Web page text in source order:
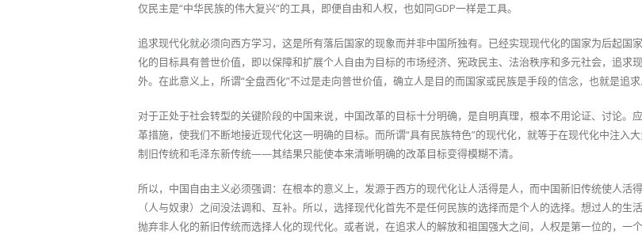
仅民主是“中华民族的伟大复兴”的工具，即便自由和人权，也如同GDP一样是工具。
追求现代化就必须向西方学习，这是所有落后国家的现象而并非中国所独有。已经实现现代化的国家为后起国
化的目标具有普世价值，即以保障和扩展个人自由为目标的市场经济、宪政民主、法治秩序和多元社会，追求
外。在此意义上，所谓“全盘西化”不过是走向普世价值，确立人是目的而国家或民族是手段的信念，也就是追求
对于正处于社会转型的关键阶段的中国来说，中国改革的目标十分明确，是自明真理，根本不用论证、讨论。
革措施，使我们不断地接近现代化这一明确的目标。而所谓“具有民族特色”的现代化，就等于在现代化中注
制旧传统和毛泽东新传统——其结果只能使本来清晰明确的改革目标变得模糊不清。
所以，中国自由主义必须强调：在根本的意义上，发源于西方的现代化让人活得是人，而中国新旧传统使人活
（人与奴隶）之间没法调和、互补。所以，选择现代化首先不是任何民族的选择而是个人的选择。想过人的生
抛弃非人化的新旧传统而选择人化的现代化。或者说，在追求人的解放和祖国强大之间，人权是第一位的，一